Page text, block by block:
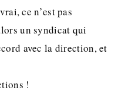
ce n’est pas
un syndicat qui
avec la direction, et
!